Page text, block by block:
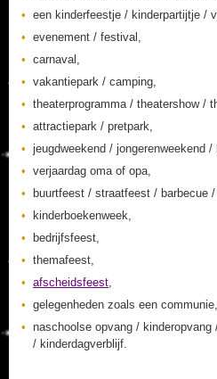
een kinderfeestje / kinderpartijtje /
evenement / festival,
carnaval,
vakantiepark / camping,
theaterprogramma / theatershow /
attractiepark / pretpark,
jeugdweekend / jongerenweekend /
verjaardag oma of opa,
buurtfeest / straatfeest / barbecue
kinderboekenweek,
bedrijfsfeest,
themafeest,
afscheidsfeest,
gelegenheden zoals een
naschoolse opvang /
/ kinderdagverblijf.